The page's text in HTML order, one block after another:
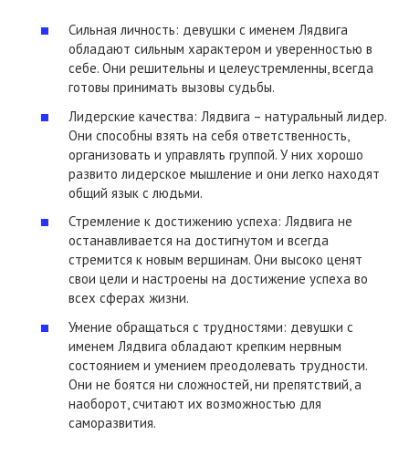
Сильная личность: девушки с именем Лядвига
обладают сильным характером и уверенностью в
себе. Они решительны и целеустремленны, всегда
готовы принимать вызовы судьбы.
Лидерские качества: Лядвига – натуральный лидер.
Они способны взять на себя ответственность,
организовать и управлять группой. У них хорошо
развито лидерское мышление и они легко находят
общий язык с людьми.
Стремление к достижению успеха: Лядвига не
останавливается на достигнутом и всегда
стремится к новым вершинам. Они высоко ценят
свои цели и настроены на достижение успеха во
всех сферах жизни.
Умение обращаться с трудностями: девушки с
именем Лядвига обладают крепким нервным
состоянием и умением преодолевать трудности.
Они не боятся ни сложностей, ни препятствий, а
наоборот, считают их возможностью для
саморазвития.